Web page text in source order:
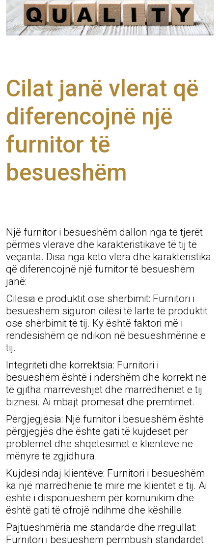
Cilat janë vlerat që
diferencojnë një
furnitor të
besueshëm
Një furnitor i besueshëm dallon nga të tjerët
përmes vlerave dhe karakteristikave të tij të
veçanta. Disa nga këto vlera dhe karakteristika
që diferencojnë një furnitor të besueshëm
janë:
Cilësia e produktit ose shërbimit: Furnitori i
besueshëm siguron cilësi të lartë të produktit
ose shërbimit të tij. Ky është faktori më i
rëndësishëm që ndikon në besueshmërinë e
tij.
Integriteti dhe korrektsia: Furnitori i
besueshëm është i ndershëm dhe korrekt në
të gjitha marrëveshjet dhe marrëdhëniet e tij
biznesi. Ai mbajt promesat dhe premtimet.
Përgjegjësia: Një furnitor i besueshëm është
përgjegjës dhe është gati të kujdeset për
problemet dhe shqetësimet e klientëve në
mënyrë të zgjidhura.
Kujdesi ndaj klientëve: Furnitori i besueshëm
ka një marrëdhënie të mirë me klientët e tij. Ai
është i disponueshëm për komunikim dhe
është gati të ofrojë ndihmë dhe këshillë.
Pajtueshmëria me standarde dhe rregullat:
Furnitori i besueshëm përmbush standardet